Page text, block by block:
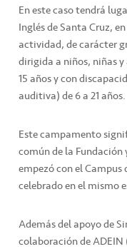
En este caso tendrá
Inglés de Santa Cruz,
actividad, de carácter
dirigida a niños, niñas
15 años y con
auditiva) de 6 a 21 años.
Este campamento
común de la
empezó con el
celebrado en el mismo
Además del apoyo de
colaboración de